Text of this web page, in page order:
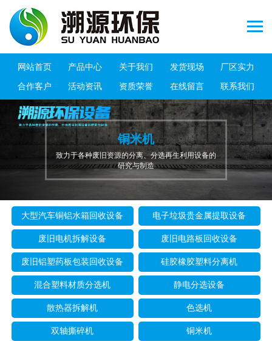
网站首页 产品中心 关于我们 发货现场
厂区实力
合作客户
活动资讯 资质荣誉 在线留言 联系我们
铜米机
致力于各种废旧资源的分离、分选再生利用设备的
研究与制造
大型汽车铜铝水箱回收设备 电子垃圾贵金属提取设备
废旧电机拆解设备 废旧电路板回收设备
废旧铝塑药板包装回收设备 硅胶橡胶塑料分离机
混合塑料材质分选机 静电分选设备
散热器拆解机 色选机
双轴撕碎机 铜米机